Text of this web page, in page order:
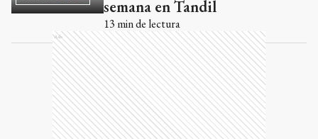
semana en Tandil
13 min de lectura
Ads